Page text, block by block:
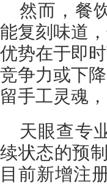
然而，餐
能复刻味道
优势在于即
竞争力或下
留手工灵魂
天眼查专
续状态的预
目前新增注